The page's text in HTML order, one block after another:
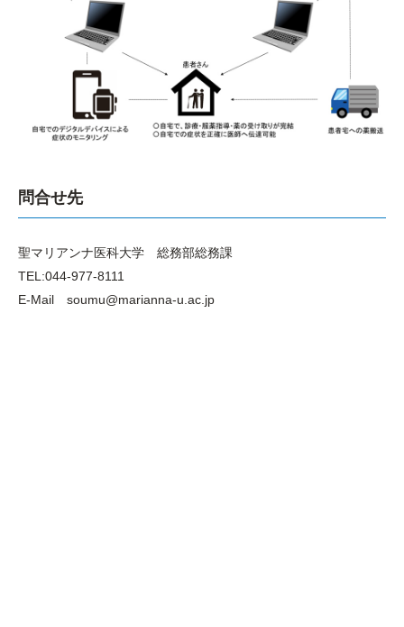
問合せ先
聖マリアンナ医科大学 総務部総務課
TEL:044-977-8111
E-Mail soumu@marianna-u.ac.jp